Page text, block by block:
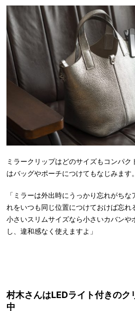
ミラークリップはどのサイズもコンパク
はバッグやポーチにつけてもなじみます。
「ミラーは外出時にうっかり忘れがち
れをいつも同じ位置につけておけば忘れ
小さいスリムサイズなら小さいカバンや
し、違和感なく使えますよ」
村木さんはLEDライト付きのク
中